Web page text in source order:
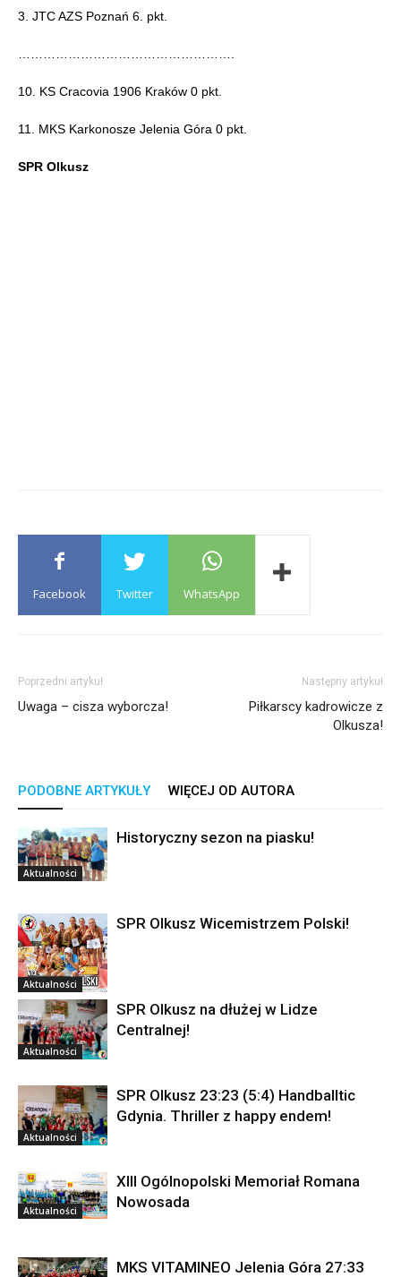
3. JTC AZS Poznań 6. pkt.
10. KS Cracovia 1906 Kraków 0 pkt.
11. MKS Karkonosze Jelenia Góra 0 pkt.
SPR Olkusz
Facebook Twitter WhatsApp
Poprzedni artykuł
Uwaga – cisza wyborcza!
Następny artykuł
Piłkarscy kadrowicze z
Olkusza!
PODOBNE ARTYKUŁY WIĘCEJ OD AUTORA
Aktualności
Historyczny sezon na piasku!
Aktualności
SPR Olkusz Wicemistrzem Polski!
Aktualności
SPR Olkusz na dłużej w Lidze
Centralnej!
Aktualności
SPR Olkusz 23:23 (5:4) Handballtic
Gdynia. Thriller z happy endem!
Aktualności
XIII Ogólnopolski Memoriał Romana
Nowosada
MKS VITAMINEO Jelenia Góra 27:33